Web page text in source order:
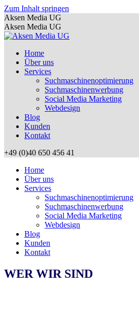
Zum Inhalt springen
Aksen Media UG
Aksen Media UG
Home
Über uns
Services
Suchmaschinenoptimierung
Suchmaschinenwerbung
Social Media Marketing
Webdesign
Blog
Kunden
Kontakt
+49 (0)40 650 456 41
Home
Über uns
Services
Suchmaschinenoptimierung
Suchmaschinenwerbung
Social Media Marketing
Webdesign
Blog
Kunden
Kontakt
WER WIR SIND